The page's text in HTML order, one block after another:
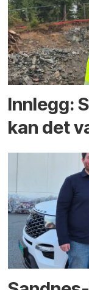
Innlegg:
kan det